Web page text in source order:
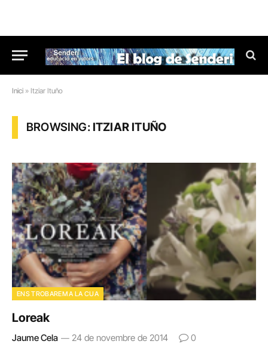
Inici » Itziar Ituño
BROWSING:ITZIAR ITUÑO
ENS TROBAREM A LA CUA
Loreak
Jaume Cela 24 de novembre de 2014 0